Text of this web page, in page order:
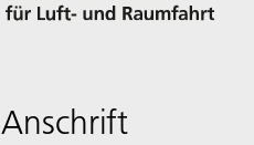
Anschrift